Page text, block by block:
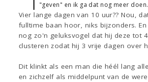
"geven" en ik ga dat nog meer doen.
Vier lange dagen van 10 uur?? Nou,
fulltime baan hoor, niks bijzonders.
nog zo'n geluksvogel dat hij deze tot
clusteren zodat hij 3 vrije dagen over
Dit klinkt als een man die héél lang
en zichzelf als middelpunt van de